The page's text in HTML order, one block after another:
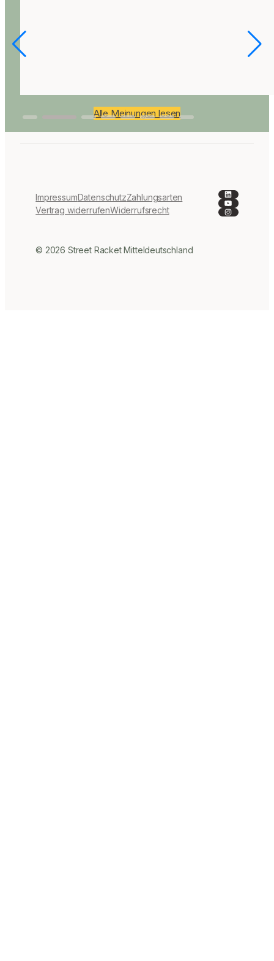
Alle Meinungen lesen
ImpressumDatenschutzZahlungsarten
Vertrag widerrufenWiderrufsrecht
LinkedIn
YouTube
Instagram
© 2026 Street Racket Mitteldeutschland